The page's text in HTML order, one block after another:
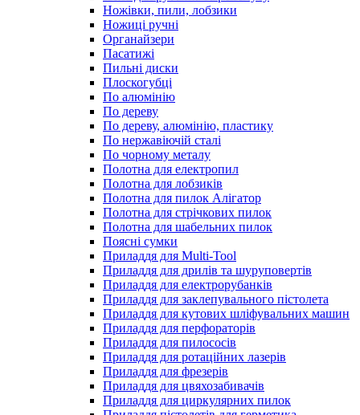
Ножівки, пили, лобзики
Ножиці ручні
Органайзери
Пасатижі
Пильні диски
Плоскогубці
По алюмінію
По дереву
По дереву, алюмінію, пластику
По нержавіючій сталі
По чорному металу
Полотна для електропил
Полотна для лобзиків
Полотна для пилок Алігатор
Полотна для стрічкових пилок
Полотна для шабельних пилок
Поясні сумки
Приладдя для Multi-Tool
Приладдя для дрилів та шуруповертів
Приладдя для електрорубанків
Приладдя для заклепувального пістолета
Приладдя для кутових шліфувальних машин
Приладдя для перфораторів
Приладдя для пилососів
Приладдя для ротаційних лазерів
Приладдя для фрезерів
Приладдя для цвяхозабивачів
Приладдя для циркулярних пилок